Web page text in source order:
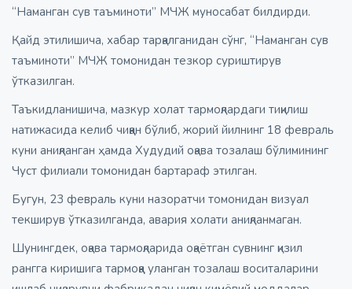
“Наманган сув таъминоти” МЧЖ муносабат билдирди.
Қайд этилишича, хабар тарқалганидан сўнг, “Наманган сув
таъминоти” МЧЖ томонидан тезкор суриштирув
ўтказилган.
Таъкидланишича, мазкур холат тармоқлардаги тиқилиш
натижасида келиб чиққан бўлиб, жорий йилнинг 18 февраль
куни аниқланган ҳамда Худудий оқава тозалаш бўлимининг
Чуст филиали томонидан бартараф этилган.
Бугун, 23 февраль куни назоратчи томонидан визуал
текширув ўтказилганда, авария холати аниқланмаган.
Шунингдек, оқава тармоқларида оқаётган сувнинг қизил
рангга киришига тармоққа уланган тозалаш воситаларини